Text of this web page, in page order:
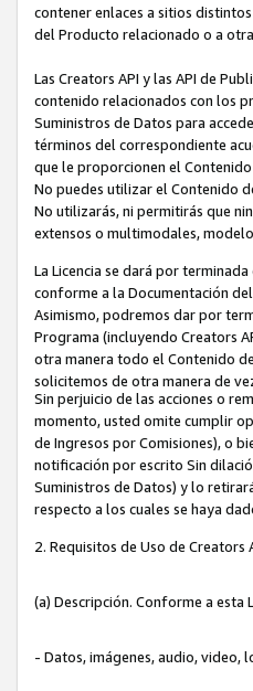
contener enlaces a sitios
del Producto relacionado o a
Las Creators API y las API de
contenido relacionados con los
Suministros de Datos para
términos del correspondiente
que le proporcionen el
No puedes utilizar el Contenido
No utilizarás, ni permitirás que
extensos o multimodales,
La Licencia se dará por
conforme a la Documentación
Asimismo, podremos dar por
Programa (incluyendo Creators
otra manera todo el Contenido
solicitemos de otra manera de
Sin perjuicio de las acciones o
momento, usted omite cumplir
de Ingresos por Comisiones), o
notificación por escrito Sin
Suministros de Datos) y lo
respecto a los cuales se haya
2. Requisitos de Uso de
(a) Descripción. Conforme a
- Datos, imágenes, audio, video,